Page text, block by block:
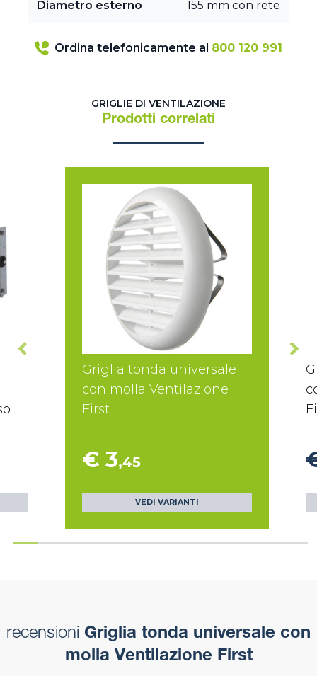
Diametro esterno 155 mm con rete
Ordina telefonicamente al 800 120 991
GRIGLIE DI VENTILAZIONE
Prodotti correlati
Griglia tonda universale
con molla Ventilazione
First
€ 3,45
VEDI VARIANTI
recensioni Griglia tonda universale con
molla Ventilazione First